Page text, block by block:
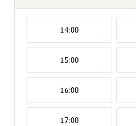
14:00
15:00
16:00
17:00